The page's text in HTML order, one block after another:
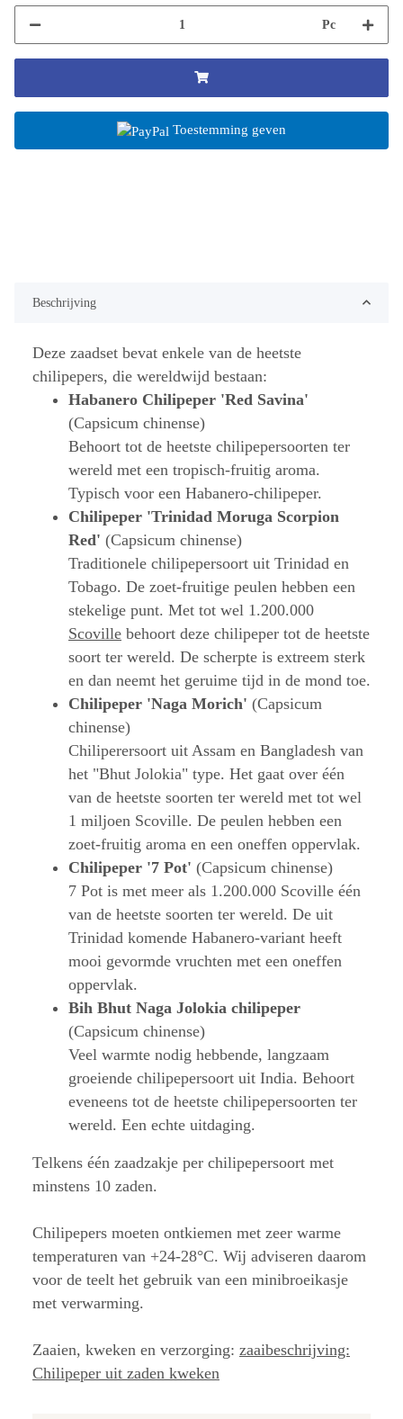
Pc
Toestemming geven
Beschrijving
Deze zaadset bevat enkele van de heetste
chilipepers, die wereldwijd bestaan:
Habanero Chilipeper 'Red Savina'
(Capsicum chinense)
Behoort tot de heetste chilipepersoorten ter
wereld met een tropisch-fruitig aroma.
Typisch voor een Habanero-chilipeper.
Chilipeper 'Trinidad Moruga Scorpion
Red' (Capsicum chinense)
Traditionele chilipepersoort uit Trinidad en
Tobago. De zoet-fruitige peulen hebben een
stekelige punt. Met tot wel 1.200.000
Scoville behoort deze chilipeper tot de heetste
soort ter wereld. De scherpte is extreem sterk
en dan neemt het geruime tijd in de mond toe.
Chilipeper 'Naga Morich' (Capsicum
chinense)
Chiliperersoort uit Assam en Bangladesh van
het "Bhut Jolokia" type. Het gaat over één
van de heetste soorten ter wereld met tot wel
1 miljoen Scoville. De peulen hebben een
zoet-fruitig aroma en een oneffen oppervlak.
Chilipeper '7 Pot' (Capsicum chinense)
7 Pot is met meer als 1.200.000 Scoville één
van de heetste soorten ter wereld. De uit
Trinidad komende Habanero-variant heeft
mooi gevormde vruchten met een oneffen
oppervlak.
Bih Bhut Naga Jolokia chilipeper
(Capsicum chinense)
Veel warmte nodig hebbende, langzaam
groeiende chilipepersoort uit India. Behoort
eveneens tot de heetste chilipepersoorten ter
wereld. Een echte uitdaging.
Telkens één zaadzakje per chilipepersoort met
minstens 10 zaden.
Chilipepers moeten ontkiemen met zeer warme
temperaturen van +24-28°C. Wij adviseren daarom
voor de teelt het gebruik van een minibroeikasje
met verwarming.
Zaaien, kweken en verzorging: zaaibeschrijving:
Chilipeper uit zaden kweken